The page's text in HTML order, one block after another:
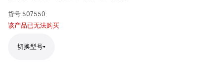
货号 507550
该产品已无法购买
切换型号